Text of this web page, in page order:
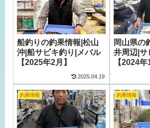
船釣りの釣果情報|松山
沖|船サビキ釣り|メバル
【2025年2月】
2025.04.19
岡山県の
井周辺|サ
【2024年
釣果情報 釣果情報